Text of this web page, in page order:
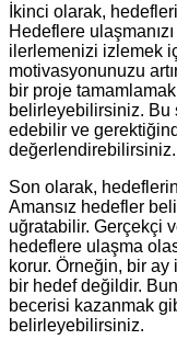
İkinci olarak,
Hedeflere
ilerlemenizi izlemek
motivasyonunuzu
bir proje
belirleyebilirsiniz.
edebilir ve
değerlendirebilirsiniz.
Son olarak,
Amansız hedefler
uğratabilir. Gerçekçi
hedeflere ulaşma
korur. Örneğin, bir
bir hedef değildir.
becerisi kazanmak
belirleyebilirsiniz.